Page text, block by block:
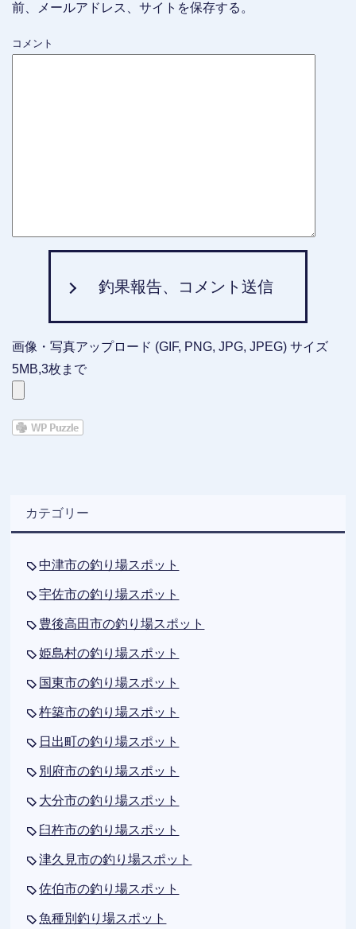
前、メールアドレス、サイトを保存する。
コメント
釣果報告、コメント送信
画像・写真アップロード (GIF, PNG, JPG, JPEG) サイズ
5MB,3枚まで
カテゴリー
中津市の釣り場スポット
宇佐市の釣り場スポット
豊後高田市の釣り場スポット
姫島村の釣り場スポット
国東市の釣り場スポット
杵築市の釣り場スポット
日出町の釣り場スポット
別府市の釣り場スポット
大分市の釣り場スポット
臼杵市の釣り場スポット
津久見市の釣り場スポット
佐伯市の釣り場スポット
魚種別釣り場スポット